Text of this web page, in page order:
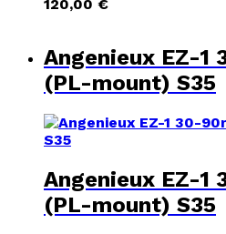
120,00 €
Angenieux EZ-1
(PL-mount) S35
Angenieux EZ-1
(PL-mount) S35